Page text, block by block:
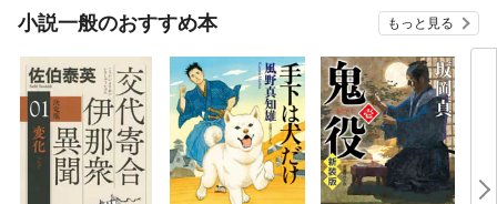
小説一般のおすすめ本 もっと見る